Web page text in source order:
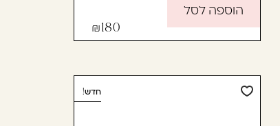
180
הוספה לסל
חדש!